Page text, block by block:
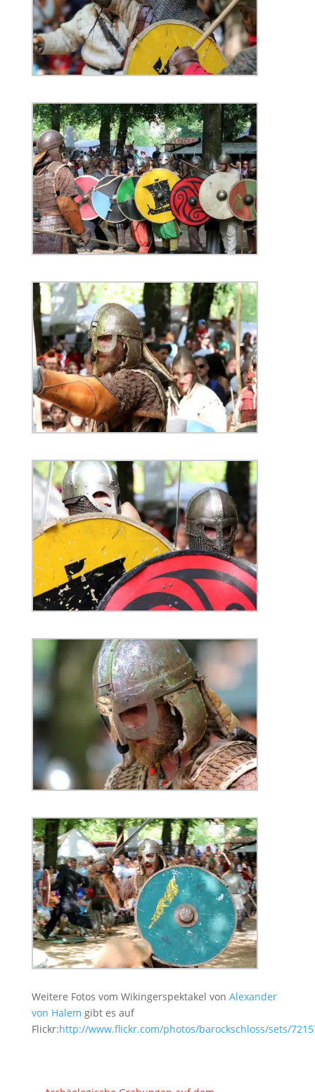
Weitere Fotos vom Wikingerspektakel von Alexander
von Halem gibt es auf
Flickr:http://www.flickr.com/photos/barockschloss/sets/